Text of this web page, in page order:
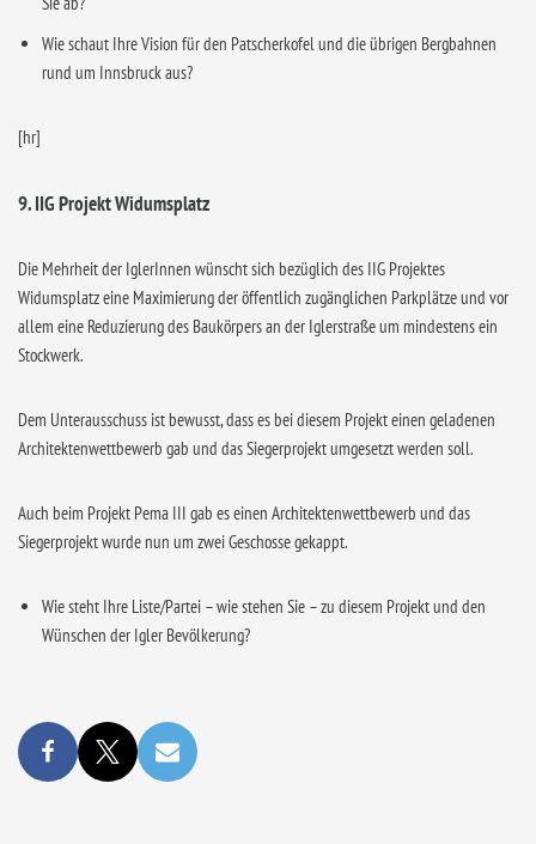
Wie schaut Ihre Vision für den Patscherkofel und die übrigen Bergbahnen
rund um Innsbruck aus?
[hr]
9. IIG Projekt Widumsplatz
Die Mehrheit der IglerInnen wünscht sich bezüglich des IIG Projektes
Widumsplatz eine Maximierung der öffentlich zugänglichen Parkplätze und vor
allem eine Reduzierung des Baukörpers an der Iglerstraße um mindestens ein
Stockwerk.
Dem Unterausschuss ist bewusst, dass es bei diesem Projekt einen geladenen
Architektenwettbewerb gab und das Siegerprojekt umgesetzt werden soll.
Auch beim Projekt Pema III gab es einen Architektenwettbewerb und das
Siegerprojekt wurde nun um zwei Geschosse gekappt.
Wie steht Ihre Liste/Partei – wie stehen Sie – zu diesem Projekt und den
Wünschen der Igler Bevölkerung?